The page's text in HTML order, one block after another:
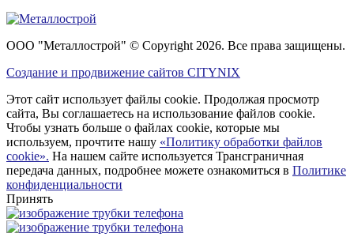
ООО "Металлострой" © Copyright 2026. Все права защищены.
Создание и продвижение сайтов CITYNIX
Этот сайт использует файлы cookie. Продолжая просмотр
сайта, Вы соглашаетесь на использование файлов cookie.
Чтобы узнать больше о файлах cookie, которые мы
используем, прочтите нашу «Политику обработки файлов
cookie». На нашем сайте используется Трансграничная
передача данных, подробнее можете ознакомиться в Политике
конфиденциальности
Принять